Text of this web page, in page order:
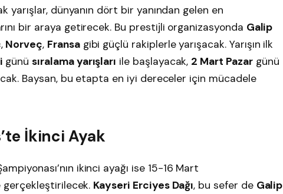
yarışlar, dünyanın dört bir yanından gelen en
bir araya getirecek. Bu prestijli organizasyonda Galip
, Norveç, Fransagibi güçlü rakiplerle yarışacak. Yarışın ilk
günüsıralama yarışları ile başlayacak, 2 Mart Pazargünü
Baysan, bu etapta en iyi dereceler için mücadele
İkinci Ayak
ikinci ayağı ise 15-16 Mart
gerçekleştirilecek. Kayseri Erciyes Dağı, bu sefer de Galip